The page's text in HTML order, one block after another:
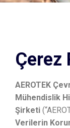
Çerez
AEROTEK
Mühendislik
Şirketi
Verilerin